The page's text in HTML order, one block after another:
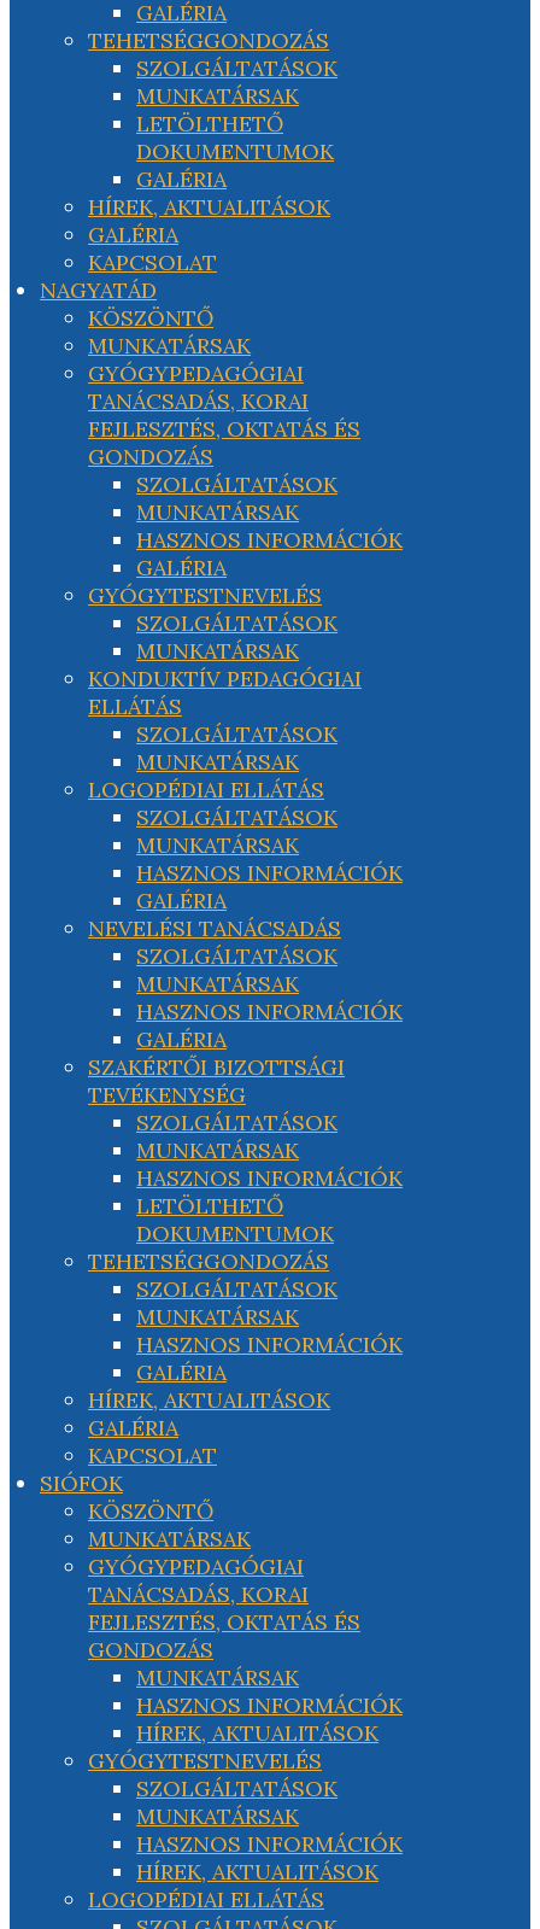
GALÉRIA
TEHETSÉGGONDOZÁS
SZOLGÁLTATÁSOK
MUNKATÁRSAK
LETÖLTHETŐ
DOKUMENTUMOK
GALÉRIA
HÍREK, AKTUALITÁSOK
GALÉRIA
KAPCSOLAT
NAGYATÁD
KÖSZÖNTŐ
MUNKATÁRSAK
GYÓGYPEDAGÓGIAI
TANÁCSADÁS, KORAI
FEJLESZTÉS, OKTATÁS ÉS
GONDOZÁS
SZOLGÁLTATÁSOK
MUNKATÁRSAK
HASZNOS INFORMÁCIÓK
GALÉRIA
GYÓGYTESTNEVELÉS
SZOLGÁLTATÁSOK
MUNKATÁRSAK
KONDUKTÍV PEDAGÓGIAI
ELLÁTÁS
SZOLGÁLTATÁSOK
MUNKATÁRSAK
LOGOPÉDIAI ELLÁTÁS
SZOLGÁLTATÁSOK
MUNKATÁRSAK
HASZNOS INFORMÁCIÓK
GALÉRIA
NEVELÉSI TANÁCSADÁS
SZOLGÁLTATÁSOK
MUNKATÁRSAK
HASZNOS INFORMÁCIÓK
GALÉRIA
SZAKÉRTŐI BIZOTTSÁGI
TEVÉKENYSÉG
SZOLGÁLTATÁSOK
MUNKATÁRSAK
HASZNOS INFORMÁCIÓK
LETÖLTHETŐ
DOKUMENTUMOK
TEHETSÉGGONDOZÁS
SZOLGÁLTATÁSOK
MUNKATÁRSAK
HASZNOS INFORMÁCIÓK
GALÉRIA
HÍREK, AKTUALITÁSOK
GALÉRIA
KAPCSOLAT
SIÓFOK
KÖSZÖNTŐ
MUNKATÁRSAK
GYÓGYPEDAGÓGIAI
TANÁCSADÁS, KORAI
FEJLESZTÉS, OKTATÁS ÉS
GONDOZÁS
MUNKATÁRSAK
HASZNOS INFORMÁCIÓK
HÍREK, AKTUALITÁSOK
GYÓGYTESTNEVELÉS
SZOLGÁLTATÁSOK
MUNKATÁRSAK
HASZNOS INFORMÁCIÓK
HÍREK, AKTUALITÁSOK
LOGOPÉDIAI ELLÁTÁS